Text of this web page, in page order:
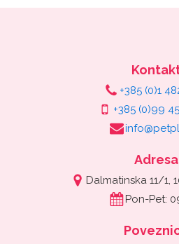
+385 (0)1
+385 (0)99
Adresa
Dalmatinska 11/1,
Pon-Pet: